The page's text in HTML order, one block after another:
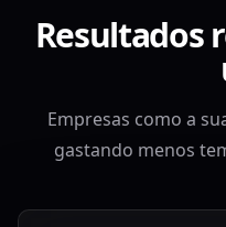
Resultados
Empresas como a
gastando menos